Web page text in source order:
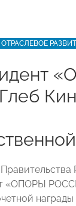
ОТРАСЛЕВОЕ
«ОПОРЫ